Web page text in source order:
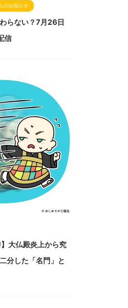
のお知らせ
らない？7月26日
信
大仏殿炎上から究
分した「名門」と